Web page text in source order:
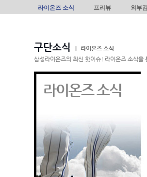
라이온즈 소식 프리뷰 외부
구단소식
라이온즈 소식
삼성라이온즈의 최신 핫이슈! 라이온즈 소식을
라이온즈 소식